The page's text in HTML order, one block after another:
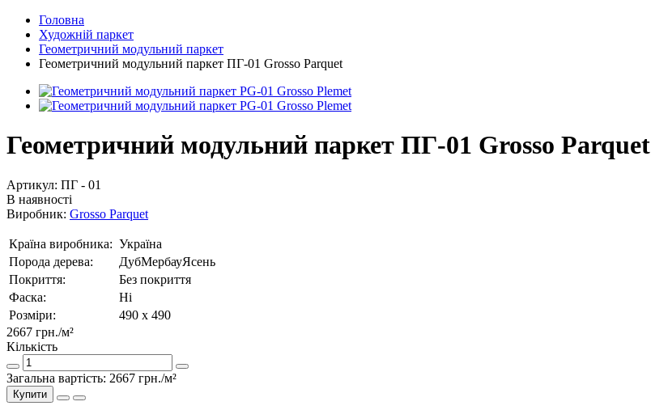
Головна
Художній паркет
Геометричний модульний паркет
Геометричний модульний паркет ПГ-01 Grosso Parquet
Геометричний модульний паркет ПГ-01 Grosso Parquet
Артикул: ПГ - 01
В наявності
Виробник: Grosso Parquet
Країна виробника: Україна
Порода дерева:
ДубМербауЯсень
Покриття:
Без покриття
Фаска:
Ні
Розміри:
490 х 490
2667 грн./м²
Кількість
Загальна вартість: 2667 грн./м²
Купити